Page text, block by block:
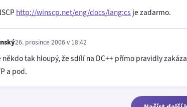
http://winscp.net/eng/docs/lang:cs je zadarmo.
26. prosince 2006 v 18:42
někdo tak hloupý, že sdílí na DC++ přímo pravidly
a pod.